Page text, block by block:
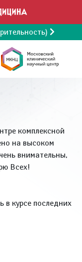
комплексной
на высоком
внимательны,
Всех!
курсе последних